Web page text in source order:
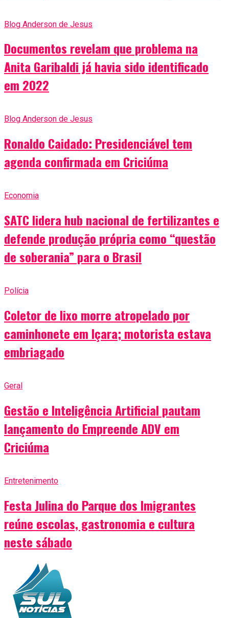
Blog Anderson de Jesus
Documentos revelam que problema na
Anita Garibaldi já havia sido identificado
em 2022
Blog Anderson de Jesus
Ronaldo Caidado: Presidenciável tem
agenda confirmada em Criciúma
Economia
SATC lidera hub nacional de fertilizantes e
defende produção própria como “questão
de soberania” para o Brasil
Polícia
Coletor de lixo morre atropelado por
caminhonete em Içara; motorista estava
embriagado
Geral
Gestão e Inteligência Artificial pautam
lançamento do Empreende ADV em
Criciúma
Entretenimento
Festa Julina do Parque dos Imigrantes
reúne escolas, gastronomia e cultura
neste sábado